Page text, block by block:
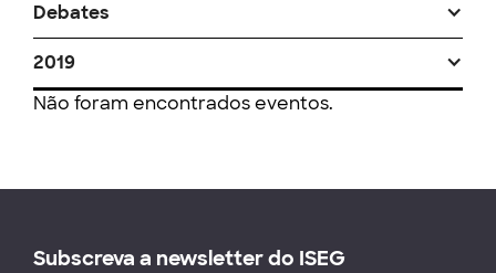
Debates
2019
Não foram encontrados eventos.
Subscreva a newsletter do ISEG